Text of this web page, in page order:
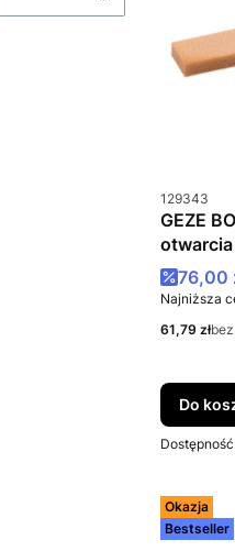
Kod produktu
129343
GEZE
Cena
76,00
Najniższa
Cena netto
61,79 złbez
Do
Okazja
Bestseller